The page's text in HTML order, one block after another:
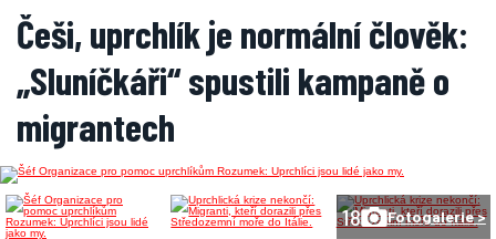
Češi, uprchlík je normální člověk:
„Sluníčkáři“ spustili kampaně o
migrantech
18 Fotogalerie >